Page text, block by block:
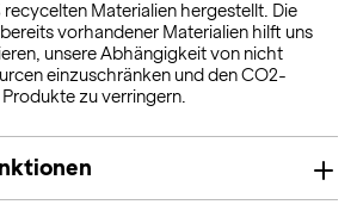
recycelten Materialien hergestellt. Die
vorhandener Materialien hilft uns
unsere Abhängigkeit von nicht
einzuschränken und den CO2-
zu verringern.